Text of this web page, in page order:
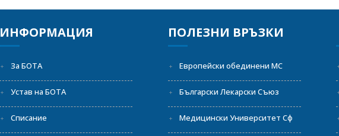
ИНФОРМАЦИЯ
За БОТА
Устав на БОТА
Списание
ПОЛЕЗНИ ВРЪЗКИ
Европейски обединени МС
Български Лекарски Съюз
Медицински Университет Сф